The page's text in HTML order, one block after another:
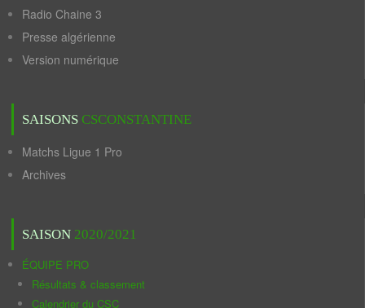
Radio Chaine 3
Presse algérienne
Version numérique
SAISONS CSCONSTANTINE
Matchs Ligue 1 Pro
Archives
SAISON 2020/2021
ÉQUIPE PRO
Résultats & classement
Calendrier du CSC